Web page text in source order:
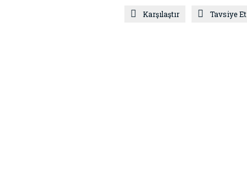
Karşılaştır Tavsiye Et